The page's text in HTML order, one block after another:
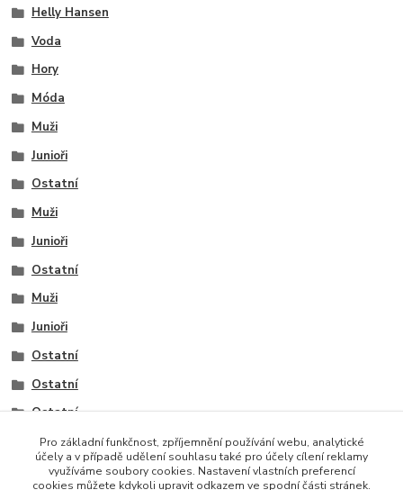
Helly Hansen
Voda
Hory
Móda
Muži
Junioři
Ostatní
Muži
Junioři
Ostatní
Muži
Junioři
Ostatní
Ostatní
Ostatní
Ostatní
Pro základní funkčnost, zpříjemnění používání webu, analytické
účely a v případě udělení souhlasu také pro účely cílení reklamy
využíváme soubory cookies. Nastavení vlastních preferencí
cookies můžete kdykoli upravit odkazem ve spodní části stránek.